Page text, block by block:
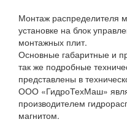
Монтаж распределителя
установке на блок
монтажных плит.
Основные габаритные и
так же подробные
представлены в
ООО «ГидроТехМаш»
производителем
магнитом.